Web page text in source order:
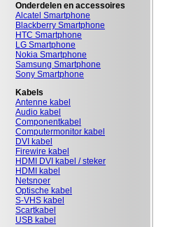
Onderdelen en accessoires
Alcatel Smartphone
Blackberry Smartphone
HTC Smartphone
LG Smartphone
Nokia Smartphone
Samsung Smartphone
Sony Smartphone
Kabels
Antenne kabel
Audio kabel
Componentkabel
Computermonitor kabel
DVI kabel
Firewire kabel
HDMI DVI kabel / steker
HDMI kabel
Netsnoer
Optische kabel
S-VHS kabel
Scartkabel
USB kabel